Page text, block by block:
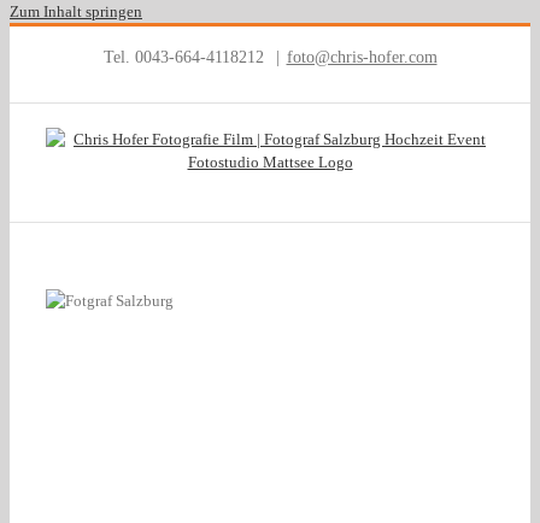
Zum Inhalt springen
Tel. 0043-664-4118212 foto@chris-hofer.com